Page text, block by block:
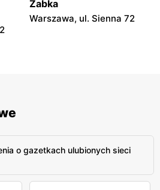
Żabka
Warszawa, ul. Sienna 72
o gazetkach ulubionych sieci